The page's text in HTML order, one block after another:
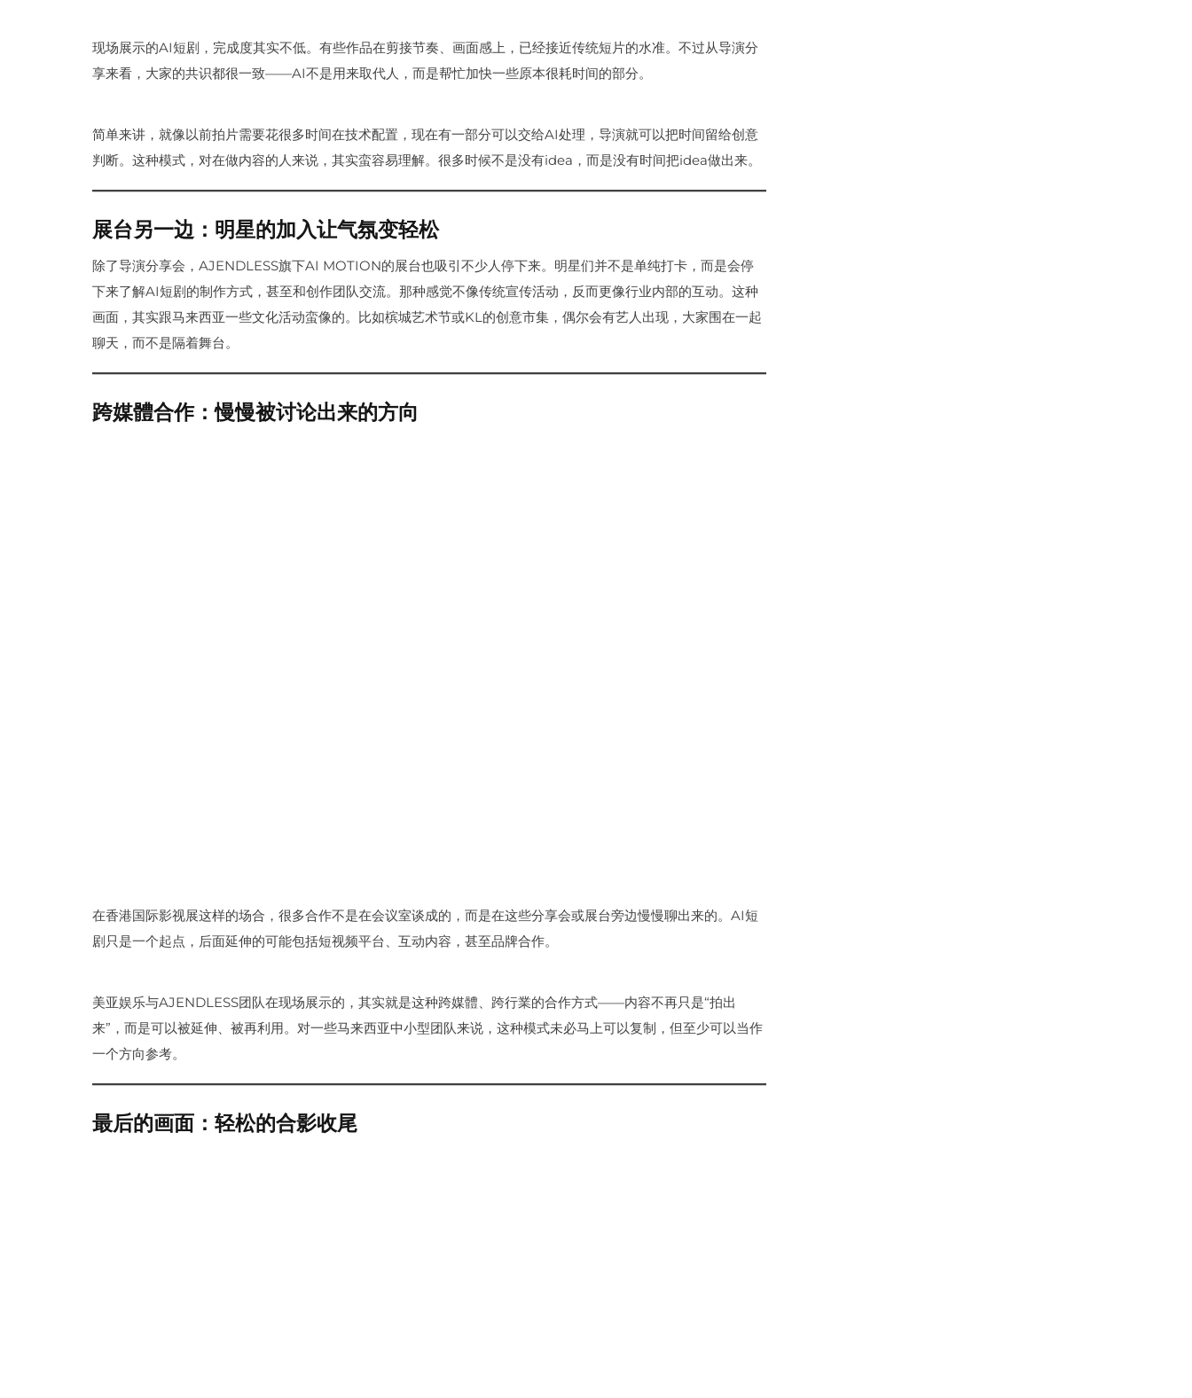
现场展示的AI短剧，完成度其实不低。有些作品在剪接节奏、画面感上，已经接近传统短片的水准。不过从导演分
享来看，大家的共识都很一致——AI不是用来取代人，而是帮忙加快一些原本很耗时间的部分。
简单来讲，就像以前拍片需要花很多时间在技术配置，现在有一部分可以交给AI处理，导演就可以把时间留给创意
判断。这种模式，对在做内容的人来说，其实蛮容易理解。很多时候不是没有idea，而是没有时间把idea做出来。
展台另一边：明星的加入让气氛变轻松
除了导演分享会，AJENDLESS旗下AI MOTION的展台也吸引不少人停下来。明星们并不是单纯打卡，而是会停
下来了解AI短剧的制作方式，甚至和创作团队交流。那种感觉不像传统宣传活动，反而更像行业内部的互动。这种
画面，其实跟马来西亚一些文化活动蛮像的。比如槟城艺术节或KL的创意市集，偶尔会有艺人出现，大家围在一起
聊天，而不是隔着舞台。
跨媒體合作：慢慢被讨论出来的方向
在香港国际影视展这样的场合，很多合作不是在会议室谈成的，而是在这些分享会或展台旁边慢慢聊出来的。AI短
剧只是一个起点，后面延伸的可能包括短视频平台、互动内容，甚至品牌合作。
美亚娱乐与AJENDLESS团队在现场展示的，其实就是这种跨媒體、跨行業的合作方式——内容不再只是“拍出
来”，而是可以被延伸、被再利用。对一些马来西亚中小型团队来说，这种模式未必马上可以复制，但至少可以当作
一个方向参考。
最后的画面：轻松的合影收尾